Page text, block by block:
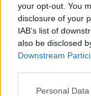
your opt-out. You
disclosure of your
IAB’s list of
also be disclosed
Downstream
Please note that
Personal
Πυροβολισμοί